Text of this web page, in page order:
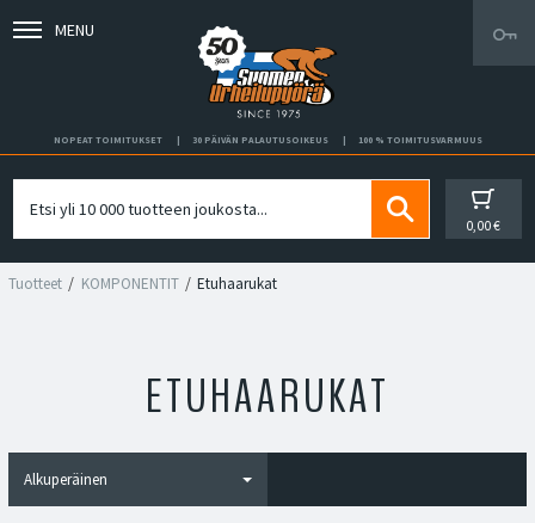
MENU
NOPEAT TOIMITUKSET 30 PÄIVÄN PALAUTUSOIKEUS 100 % TOIMITUSVARMUUS
0,00 €
Tuotteet KOMPONENTIT Etuhaarukat
ETUHAARUKAT